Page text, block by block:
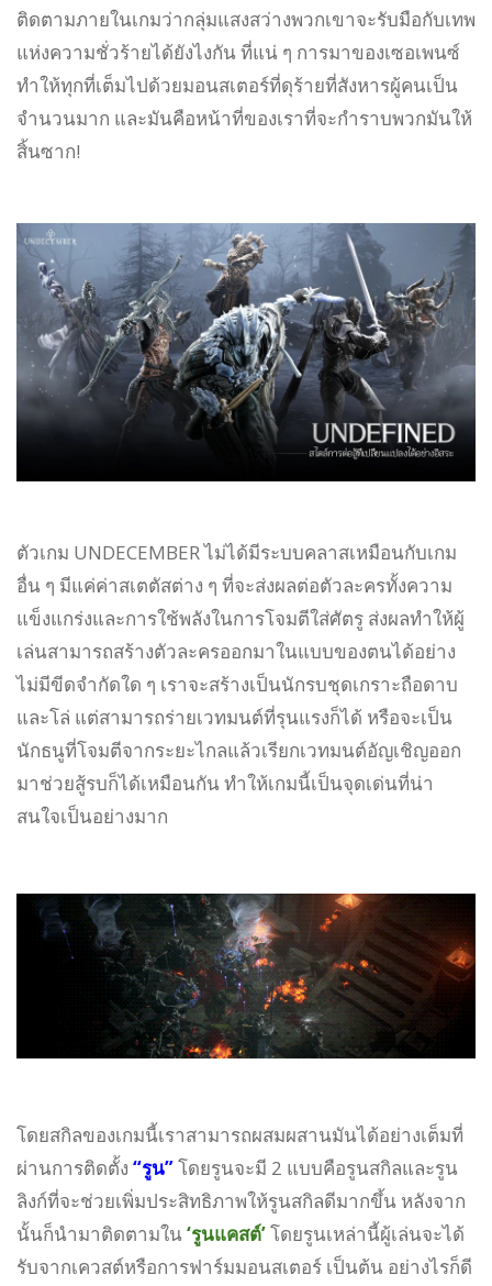
ติดตามภายในเกมว่ากลุ่มแสงสว่างพวกเขาจะรับมือกับเทพ
แห่งความชั่วร้ายได้ยังไงกัน ที่แน่ ๆ การมาของเซอเพนซ์
ทำให้ทุกที่เต็มไปด้วยมอนสเตอร์ที่ดุร้ายที่สังหารผู้คนเป็น
จำนวนมาก และมันคือหน้าที่ของเราที่จะกำราบพวกมันให้
สิ้นซาก!
ตัวเกม UNDECEMBER ไม่ได้มีระบบคลาสเหมือนกับเกม
อื่น ๆ มีแค่ค่าสเตตัสต่าง ๆ ที่จะส่งผลต่อตัวละครทั้งความ
แข็งแกร่งและการใช้พลังในการโจมตีใส่ศัตรู ส่งผลทำให้ผู้
เล่นสามารถสร้างตัวละครออกมาในแบบของตนได้อย่าง
ไม่มีขีดจำกัดใด ๆ เราจะสร้างเป็นนักรบชุดเกราะถือดาบ
และโล่ แต่สามารถร่ายเวทมนต์ที่รุนแรงก็ได้ หรือจะเป็น
นักธนูที่โจมตีจากระยะไกลแล้วเรียกเวทมนต์อัญเชิญออก
มาช่วยสู้รบก็ได้เหมือนกัน ทำให้เกมนี้เป็นจุดเด่นที่น่า
สนใจเป็นอย่างมาก
โดยสกิลของเกมนี้เราสามารถผสมผสานมันได้อย่างเต็มที่
ผ่านการติดตั้ง “รูน”โดยรูนจะมี 2 แบบคือรูนสกิลและรูน
ลิงก์ที่จะช่วยเพิ่มประสิทธิภาพให้รูนสกิลดีมากขึ้น หลังจาก
นั้นก็นำมาติดตามใน ‘รูนแคสต์’โดยรูนเหล่านี้ผู้เล่นจะได้
รับจากเควสต์หรือการฟาร์มมอนสเตอร์ เป็นต้น อย่างไรก็ดี